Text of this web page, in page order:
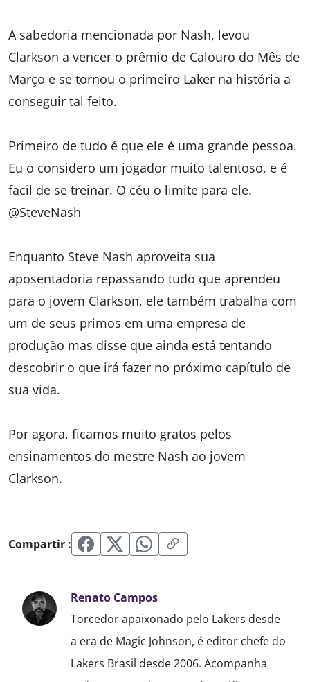
A sabedoria mencionada por Nash, levou
Clarkson a vencer o prêmio de Calouro do Mês de
Março e se tornou o primeiro Laker na história a
conseguir tal feito.
Primeiro de tudo é que ele é uma grande pessoa.
Eu o considero um jogador muito talentoso, e é
facil de se treinar. O céu o limite para ele.
@SteveNash
Enquanto Steve Nash aproveita sua
aposentadoria repassando tudo que aprendeu
para o jovem Clarkson, ele também trabalha com
um de seus primos em uma empresa de
produção mas disse que ainda está tentando
descobrir o que irá fazer no próximo capítulo de
sua vida.
Por agora, ficamos muito gratos pelos
ensinamentos do mestre Nash ao jovem
Clarkson.
Compartir :
Renato Campos
Torcedor apaixonado pelo Lakers desde
a era de Magic Johnson, é editor chefe do
Lakers Brasil desde 2006. Acompanha